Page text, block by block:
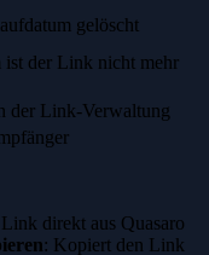
gelöscht
ist der Link nicht mehr
der Link-Verwaltung
direkt aus Quasaro
: Kopiert den Link